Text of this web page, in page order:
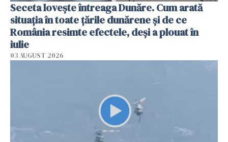
Seceta lovește întreaga Dunăre. Cum arată
situația în toate țările dunărene și de ce
România resimte efectele, deși a plouat în
iulie
03 AUGUST 2026